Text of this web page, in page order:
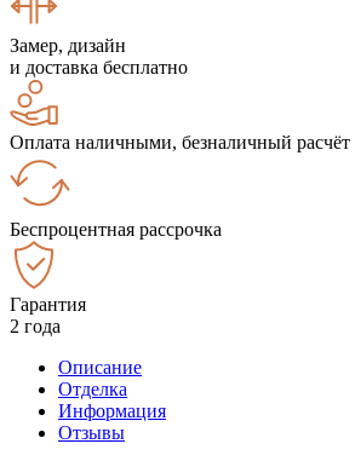
Замер, дизайн
и доставка бесплатно
Оплата наличными, безналичный расчёт
Беспроцентная рассрочка
Гарантия
2 года
Описание
Отделка
Информация
Отзывы